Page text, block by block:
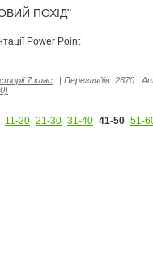
ПОХІД"
Power Point
7 клас | Переглядів: 2670 |
11-20 21-30 31-40 41-50 51-